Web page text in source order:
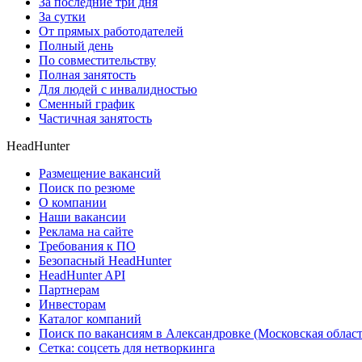
За сутки
От прямых работодателей
Полный день
По совместительству
Полная занятость
Для людей с инвалидностью
Сменный график
Частичная занятость
HeadHunter
Размещение вакансий
Поиск по резюме
О компании
Наши вакансии
Реклама на сайте
Требования к ПО
Безопасный HeadHunter
HeadHunter API
Партнерам
Инвесторам
Каталог компаний
Поиск по вакансиям в Александровке (Московская
Сетка: соцсеть для нетворкинга